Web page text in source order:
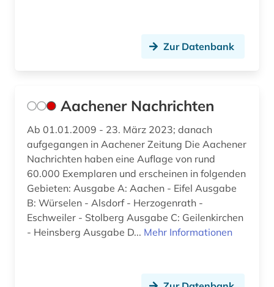
baden (2)
baden (baden) (1)
baden-württemberg (21)
badische landesbibliothek (3)
Zur Datenbank
Aachener Nachrichten
Ab 01.01.2009 - 23. März 2023; danach
aufgegangen in Aachener Zeitung Die Aachener
Nachrichten haben eine Auflage von rund
60.000 Exemplaren und erscheinen in folgenden
Gebieten: Ausgabe A: Aachen - Eifel Ausgabe
B: Würselen - Alsdorf - Herzogenrath -
Eschweiler - Stolberg Ausgabe C: Geilenkirchen
- Heinsberg Ausgabe D... Mehr Informationen